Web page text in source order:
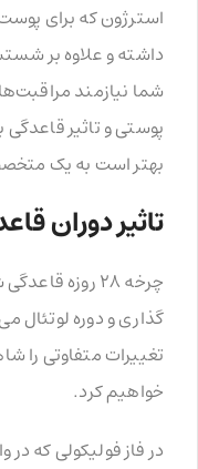
استرژون که برای
داشته و علاوه بر
شما نیازمند
پوستی و تاثیر
بهتر است به یک
تاثیر دوران
چرخه ۲۸ روزه
گذاری و دوره لوتئال
تغییرات متفاوتی را
خواهیم کرد.